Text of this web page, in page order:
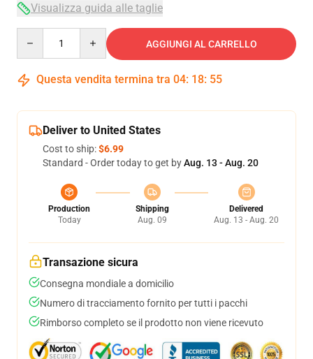
Visualizza guida alle taglie
AGGIUNGI AL CARRELLO
Questa vendita termina tra 04: 18: 54
Deliver to United States
Cost to ship:$6.99
Standard - Order today to get byAug. 13 - Aug. 20
Production
Today
Shipping
Aug. 09
Delivered
Aug. 13 - Aug. 20
Transazione sicura
Consegna mondiale a domicilio
Numero di tracciamento fornito per tutti i pacchi
Rimborso completo se il prodotto non viene ricevuto